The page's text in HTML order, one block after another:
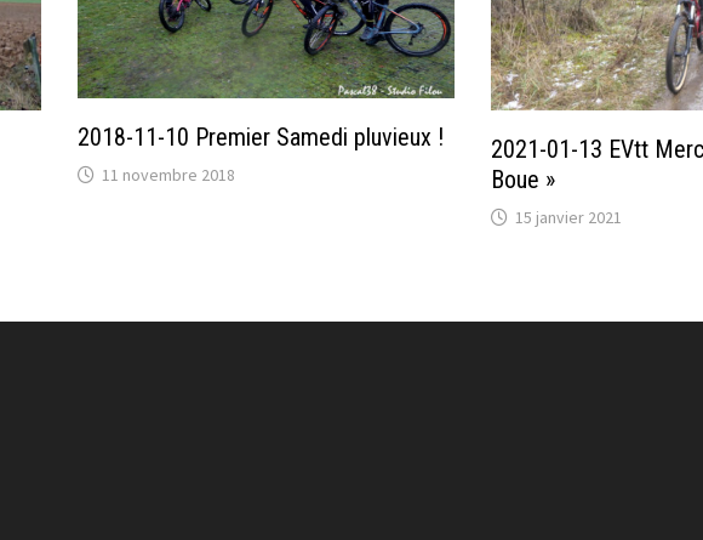
2018-11-10 Premier Samedi pluvieux !
11 novembre 2018
2021-01-13 EVtt
Boue »
15 janvier 2021